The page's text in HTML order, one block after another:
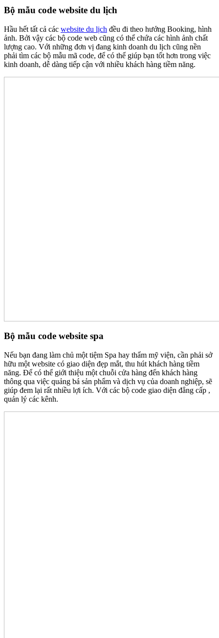
Bộ mẫu code website du lịch
Hầu hết tất cả các website du lịch đều đi theo hướng Booking, hình
ảnh. Bởi vậy các bộ code web cũng có thể chứa các hình ảnh chất
lượng cao. Với những đơn vị đang kinh doanh du lịch cũng nền
phải tìm các bộ mẫu mã code, để có thể giúp bạn tốt hơn trong việc
kinh doanh, dễ dàng tiếp cận với nhiều khách hàng tiềm năng.
Bộ mẫu code website spa
Nếu bạn đang làm chủ một tiệm Spa hay thẩm mỹ viện, cần phải sở
hữu một website có giao diện đẹp mắt, thu hút khách hàng tiềm
năng. Để có thể giới thiệu một chuỗi cửa hàng đến khách hàng
thông qua việc quảng bá sản phẩm và dịch vụ của doanh nghiệp, sẽ
giúp đem lại rất nhiều lợi ích. Với các bộ code giao diện đẳng cấp ,
quản lý các kênh.